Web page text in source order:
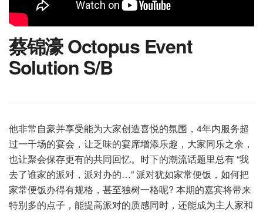
蔡锦濠 Octopus Event
Solution S/B
他非常自豪并享受能为大家创造喜悦的氛围，4年内服务超
过一千场的宴会，让乏味的宴席增添乐趣，大家同乐之余，
也让聚会保存更有的共同回忆。时下的潮流话题里总有 “我
去了谁家的派对，派对办的…” 派对犹如家常便饭，如何把
家常便饭办得有规格，甚至独树一格呢? 本期的嘉宾将带来
特别多的点子，能提高派对的质感同时，还能成为主人家和